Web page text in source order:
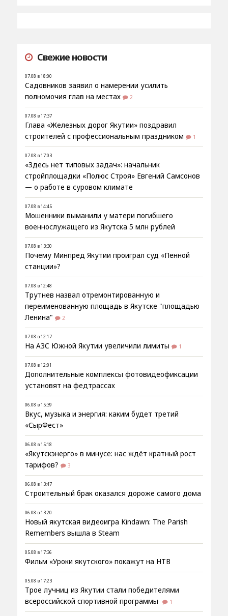
Свежие новости
07.08 в 18:00
Садовников заявил о намерении усилить
полномочия глав на местах
2
07.08 в 17:37
Глава «Железных дорог Якутии» поздравил
строителей с профессиональным праздником
1
07.08 в 17:03
«Здесь нет типовых задач»: начальник
стройплощадки «Полюс Строя» Евгений Самсонов
— о работе в суровом климате
07.08 в 14:45
Мошенники выманили у матери погибшего
военнослужащего из Якутска 5 млн рублей
07.08 в 13:30
Почему Минпред Якутии проиграл суд «Пенной
станции»?
07.08 в 12:48
Трутнев назвал отремонтированную и
переименованную площадь в Якутске "площадью
Ленина"
2
07.08 в 12:17
На АЗС Южной Якутии увеличили лимиты 1
07.08 в 12:01
Дополнительные комплексы фотовидеофиксации
установят на федтрассах
06.08 в 15:39
Вкус, музыка и энергия: каким будет третий
«СырФест»
06.08 в 15:18
«Якутскэнерго» в минусе: нас ждёт кратный рост
тарифов?
3
06.08 в 13:47
Строительный брак оказался дороже самого дома
06.08 в 13:20
Новый якутская видеоигра Kindawn: The Parish
Remembers вышла в Steam
05.08 в 17:36
Фильм «Уроки якутского» покажут на НТВ
05.08 в 17:23
Трое лучниц из Якутии стали победителями
всероссийской спортивной программы
1